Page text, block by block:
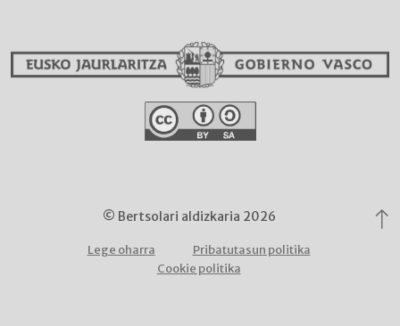
© Bertsolari aldizkaria 2026
Lege oharra
Pribatutasun politika
Cookie politika